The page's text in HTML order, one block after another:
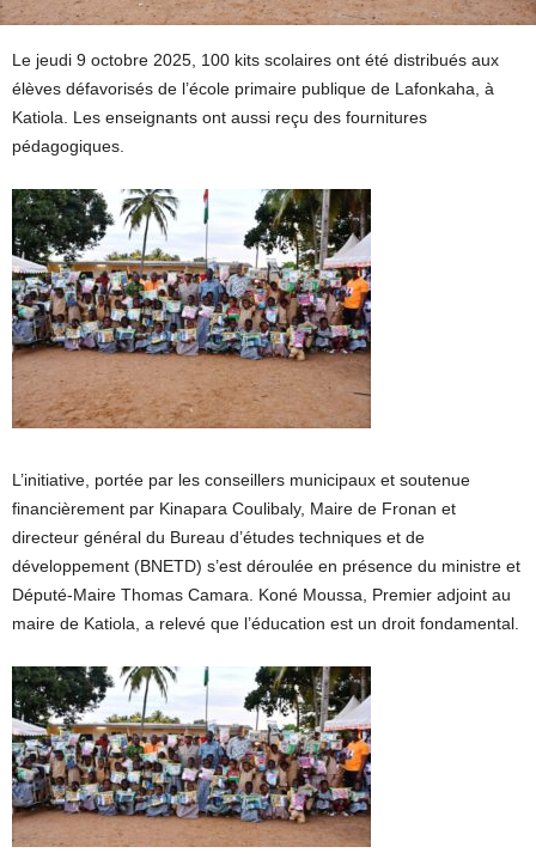
Le jeudi 9 octobre 2025, 100 kits scolaires ont été distribués aux
élèves défavorisés de l’école primaire publique de Lafonkaha, à
Katiola. Les enseignants ont aussi reçu des fournitures
pédagogiques.
L’initiative, portée par les conseillers municipaux et soutenue
financièrement par Kinapara Coulibaly, Maire de Fronan et
directeur général du Bureau d’études techniques et de
développement (BNETD) s’est déroulée en présence du ministre et
Député-Maire Thomas Camara. Koné Moussa, Premier adjoint au
maire de Katiola, a relevé que l’éducation est un droit fondamental.